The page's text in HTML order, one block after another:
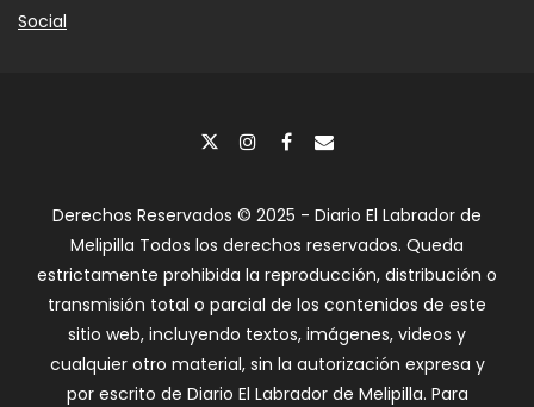
Social
Derechos Reservados © 2025 - Diario El Labrador de
Melipilla Todos los derechos reservados. Queda
estrictamente prohibida la reproducción, distribución o
transmisión total o parcial de los contenidos de este
sitio web, incluyendo textos, imágenes, videos y
cualquier otro material, sin la autorización expresa y
por escrito de Diario El Labrador de Melipilla. Para